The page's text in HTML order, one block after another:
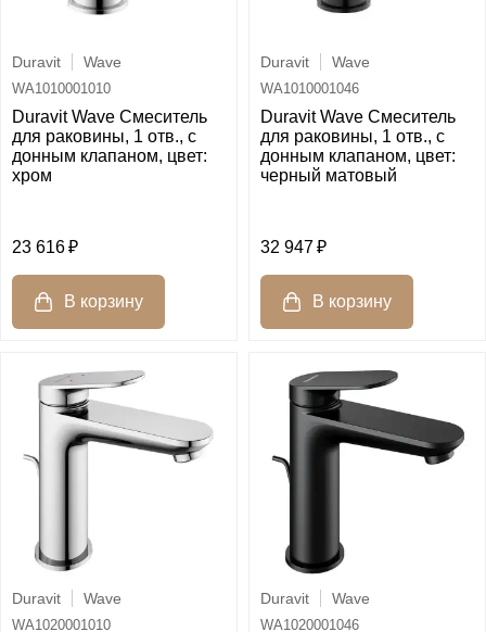
Duravit Wave
WA1010001010
Duravit Wave Смеситель
для раковины, 1 отв., с
донным клапаном, цвет:
хром
23 616
Duravit Wave
WA1010001046
Duravit Wave Смеситель
для раковины, 1 отв., с
донным клапаном, цвет:
черный матовый
32 947
Duravit Wave
WA1020001010
Duravit Wave
WA1020001046